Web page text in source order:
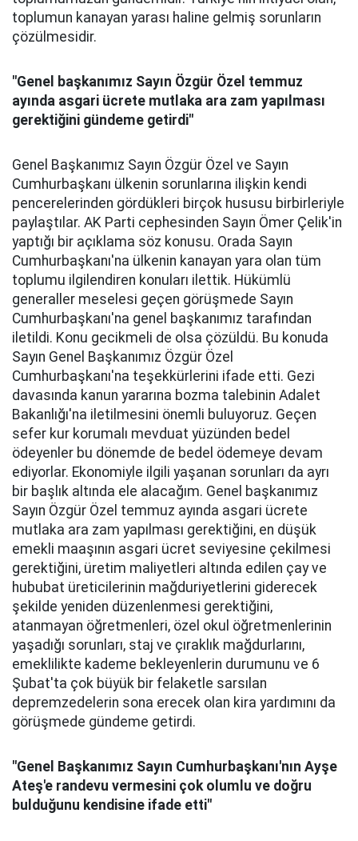
toplumun kanayan yarası haline gelmiş sorunların
çözülmesidir.
"Genel başkanımız Sayın Özgür Özel temmuz
ayında asgari ücrete mutlaka ara zam yapılması
gerektiğini gündeme getirdi"
Genel Başkanımız Sayın Özgür Özel ve Sayın
Cumhurbaşkanı ülkenin sorunlarına ilişkin kendi
pencerelerinden gördükleri birçok hususu birbirleriyle
paylaştılar. AK Parti cephesinden Sayın Ömer Çelik'in
yaptığı bir açıklama söz konusu. Orada Sayın
Cumhurbaşkanı'na ülkenin kanayan yara olan tüm
toplumu ilgilendiren konuları ilettik. Hükümlü
generaller meselesi geçen görüşmede Sayın
Cumhurbaşkanı'na genel başkanımız tarafından
iletildi. Konu gecikmeli de olsa çözüldü. Bu konuda
Sayın Genel Başkanımız Özgür Özel
Cumhurbaşkanı'na teşekkürlerini ifade etti. Gezi
davasında kanun yararına bozma talebinin Adalet
Bakanlığı'na iletilmesini önemli buluyoruz. Geçen
sefer kur korumalı mevduat yüzünden bedel
ödeyenler bu dönemde de bedel ödemeye devam
ediyorlar. Ekonomiyle ilgili yaşanan sorunları da ayrı
bir başlık altında ele alacağım. Genel başkanımız
Sayın Özgür Özel temmuz ayında asgari ücrete
mutlaka ara zam yapılması gerektiğini, en düşük
emekli maaşının asgari ücret seviyesine çekilmesi
gerektiğini, üretim maliyetleri altında edilen çay ve
hububat üreticilerinin mağduriyetlerini giderecek
şekilde yeniden düzenlenmesi gerektiğini,
atanmayan öğretmenleri, özel okul öğretmenlerinin
yaşadığı sorunları, staj ve çıraklık mağdurlarını,
emeklilikte kademe bekleyenlerin durumunu ve 6
Şubat'ta çok büyük bir felaketle sarsılan
depremzedelerin sona erecek olan kira yardımını da
görüşmede gündeme getirdi.
"Genel Başkanımız Sayın Cumhurbaşkanı'nın Ayşe
Ateş'e randevu vermesini çok olumlu ve doğru
bulduğunu kendisine ifade etti"